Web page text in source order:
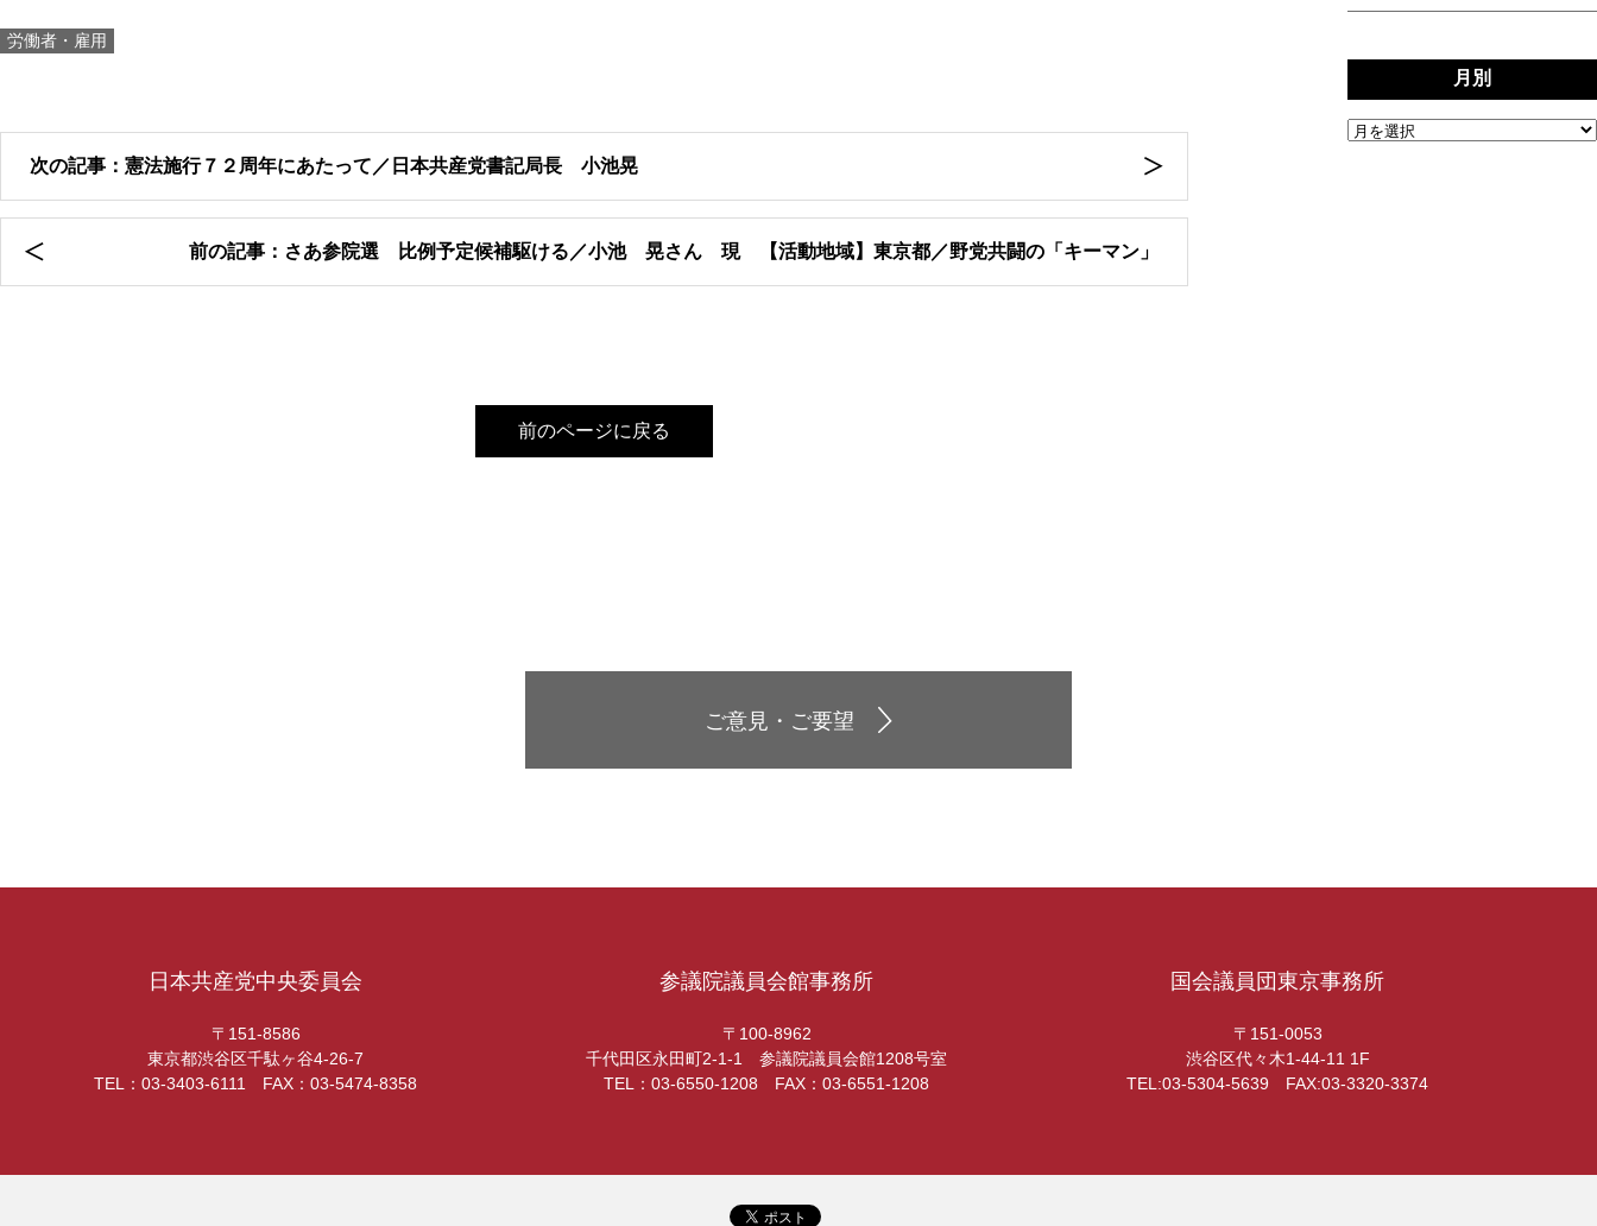
労働者・雇用
次の記事：憲法施行７２周年にあたって／日本共産党書記局長 小池晃
前の記事：さあ参院選 比例予定候補駆ける／小池 晃さん 現 【活動地域】東京都／野党共闘の「キーマン」
前のページに戻る
月別
ご意見・ご要望
日本共産党中央委員会
〒151-8586
東京都渋谷区千駄ヶ谷4-26-7
TEL：03-3403-6111 FAX：03-5474-8358
参議院議員会館事務所
〒100-8962
千代田区永田町2-1-1 参議院議員会館1208号室
TEL：03-6550-1208 FAX：03-6551-1208
国会議員団東京事務所
〒151-0053
渋谷区代々木1-44-11 1F
TEL:03-5304-5639 FAX:03-3320-3374